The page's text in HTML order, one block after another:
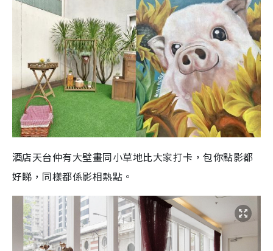
酒店天台仲有大壁畫同小草地比大家打卡，包你點影都
好睇，同樣都係影相熱點。